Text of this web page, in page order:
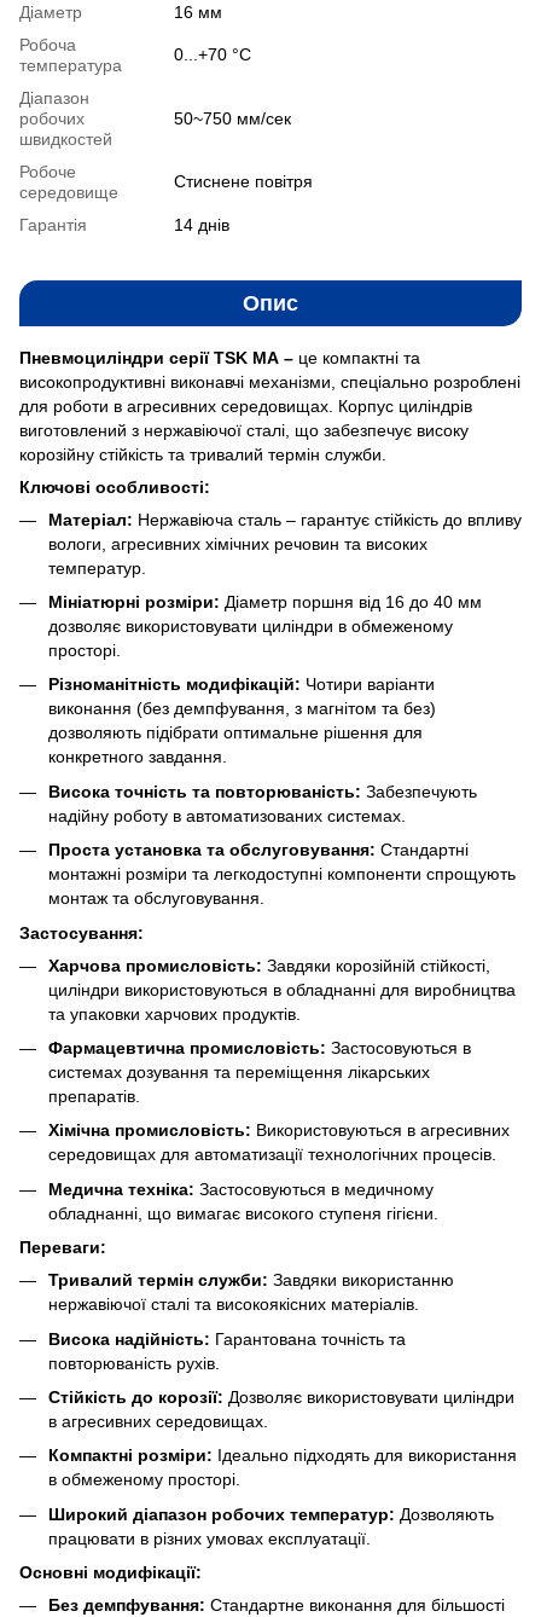
Діаметр
16 мм
Робоча
температура
0...+70 °С
Діапазон
робочих
швидкостей
50~750 мм/сек
Робоче
середовище
Стиснене повітря
Гарантія 14 днів
Опис
Пневмоциліндри серії TSK МА – це компактні та
високопродуктивні виконавчі механізми, спеціально розроблені
для роботи в агресивних середовищах. Корпус циліндрів
виготовлений з нержавіючої сталі, що забезпечує високу
корозійну стійкість та тривалий термін служби.
Ключові особливості:
Матеріал: Нержавіюча сталь – гарантує стійкість до впливу
вологи, агресивних хімічних речовин та високих
температур.
Мініатюрні розміри: Діаметр поршня від 16 до 40 мм
дозволяє використовувати циліндри в обмеженому
просторі.
Різноманітність модифікацій: Чотири варіанти
виконання (без демпфування, з магнітом та без)
дозволяють підібрати оптимальне рішення для
конкретного завдання.
Висока точність та повторюваність: Забезпечують
надійну роботу в автоматизованих системах.
Проста установка та обслуговування: Стандартні
монтажні розміри та легкодоступні компоненти спрощують
монтаж та обслуговування.
Застосування:
Харчова промисловість: Завдяки корозійній стійкості,
циліндри використовуються в обладнанні для виробництва
та упаковки харчових продуктів.
Фармацевтична промисловість: Застосовуються в
системах дозування та переміщення лікарських
препаратів.
Хімічна промисловість: Використовуються в агресивних
середовищах для автоматизації технологічних процесів.
Медична техніка: Застосовуються в медичному
обладнанні, що вимагає високого ступеня гігієни.
Переваги:
Тривалий термін служби: Завдяки використанню
нержавіючої сталі та високоякісних матеріалів.
Висока надійність: Гарантована точність та
повторюваність рухів.
Стійкість до корозії: Дозволяє використовувати циліндри
в агресивних середовищах.
Компактні розміри: Ідеально підходять для використання
в обмеженому просторі.
Широкий діапазон робочих температур: Дозволяють
працювати в різних умовах експлуатації.
Основні модифікації:
Без демпфування: Стандартне виконання для більшості